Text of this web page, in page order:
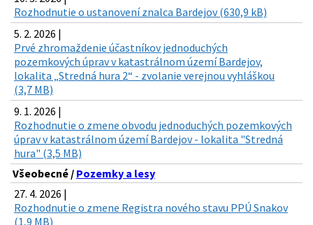
Rozhodnutie o ustanovení znalca Bardejov (630,9 kB)
5. 2. 2026 |
Prvé zhromaždenie účastníkov jednoduchých
pozemkových úprav v katastrálnom území Bardejov,
lokalita „Stredná hura 2“ - zvolanie verejnou vyhláškou
(3,7 MB)
9. 1. 2026 |
Rozhodnutie o zmene obvodu jednoduchých pozemkových
úprav v katastrálnom území Bardejov - lokalita "Stredná
hura" (3,5 MB)
Všeobecné / Pozemky a lesy
27. 4. 2026 |
Rozhodnutie o zmene Registra nového stavu PPÚ Snakov
(1,9 MB)